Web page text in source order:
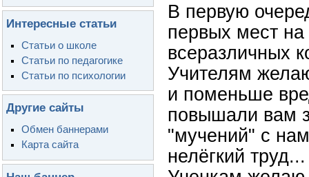
Интересные статьи
Статьи о школе
Статьи по педагогике
Статьи по психологии
Другие сайты
Обмен баннерами
Карта сайта
В первую
первых мест
всеразличных
Учителям
и поменьше
повышали вам
"мучений" с
нелёгкий труд...